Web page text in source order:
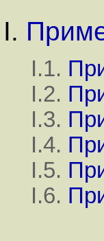
I.
I.1.
I.2.
I.3.
I.4.
I.5.
I.6.